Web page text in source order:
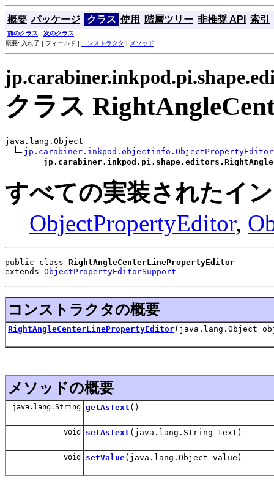
概要 パッケージ クラス 使用 階層ツリー 非推奨 API 索引
前のクラス
次のクラス
概要: 入れ子 | フィールド | コンストラクタ | メソッド
クラス
java.lang.Object
すべての実装されたイ
ObjectPropertyEditor,
public class RightAngleCenterLinePropertyEditor
extends ObjectPropertyEditorSupport
コンストラクタの概要
RightAngleCenterLinePropertyEditor(java.lang.Object
メソッドの概要
java.lang.String getAsText ()
void setAsText (java.lang.String text)
void setValue(java.lang.Object value)